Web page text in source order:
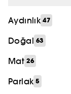
Paraben
Aydınlık 47
Doğal 63
Mat 26
Parlak 5